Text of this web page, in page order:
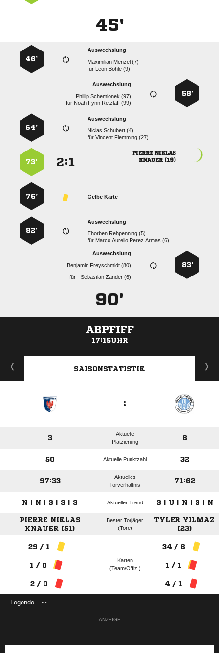
45'
Auswechslung
  
für   
46’
58’
Auswechslung
  
für    
Auswechslung
  
für  
64’
 
 
:
73’
Gelbe Karte
76’
Auswechslung
  
für     
82’
83’
Auswechslung
  
für
  
90'
ABPFIFF
17:15UHR
ANZEIGE
SAISONSTATISTIK
:
3
Aktuelle
Platzierung
8
50 Aktuelle Punktzahl 32
97:33
Aktuelles
Torverhältnis
71:62
N | N | S | S | S Aktueller Trend S | U | N | S | N
PIERRE NIKLAS
KNAUER (51)
Bester Torjäger
(Tore)
TYLER YILMAZ
(23)
29 / 1
1 / 0
2 / 0
Karten
(Team/Offiz.)
34 / 6
1 / 1
4 / 1
Legende
ANZEIGE